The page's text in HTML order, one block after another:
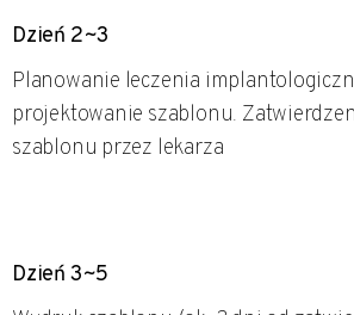
Dzień 2~3
Planowanie leczenia
projektowanie szablonu.
szablonu przez lekarza
Dzień 3~5